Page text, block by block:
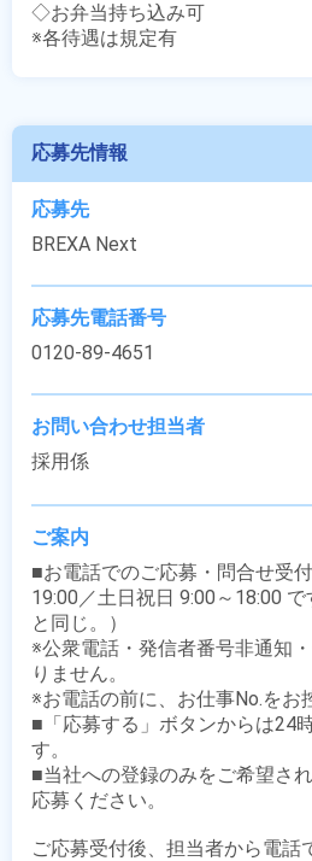
◇お弁当持ち込み可
※各待遇は規定有
応募先情報
応募先
BREXA Next
応募先電話番号
0120-89-4651
お問い合わせ担当者
採用係
ご案内
■お電話でのご応募・問合せ受
19:00／土日祝日 9:00～18:00
と同じ。）
※公衆電話・発信者番号非通知
りません。
※お電話の前に、お仕事No.をお
■「応募する」ボタンからは24
す。
■当社への登録のみをご希望さ
応募ください。
ご応募受付後、担当者から電話